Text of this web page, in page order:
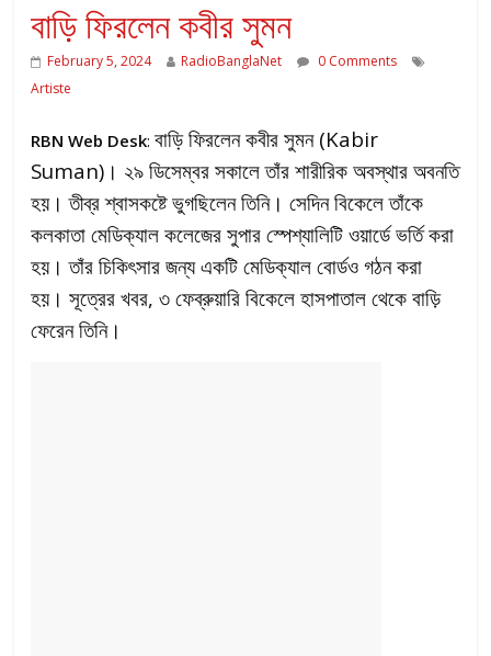
বাড়ি ফিরলেন কবীর সুমন
February 5, 2024 RadioBanglaNet
0 Comments
Artiste
RBN Web Desk:বাড়ি ফিরলেন কবীর সুমন (Kabir
Suman)। ২৯ ডিসেম্বর সকালে তাঁর শারীরিক অবস্থার অবনতি
হয়। তীব্র শ্বাসকষ্টে ভুগছিলেন তিনি। সেদিন বিকেলে তাঁকে
কলকাতা মেডিক্যাল কলেজের সুপার স্পেশ্যালিটি ওয়ার্ডে ভর্তি করা
হয়। তাঁর চিকিৎসার জন্য একটি মেডিক্যাল বোর্ডও গঠন করা
হয়। সূত্রের খবর, ৩ ফেব্রুয়ারি বিকেলে হাসপাতাল থেকে বাড়ি
ফেরেন তিনি।